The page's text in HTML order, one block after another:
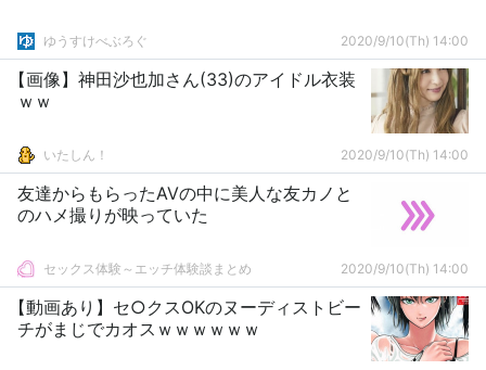
ゆうすけべぶろぐ 2020/9/10(Th) 14:00
【画像】神田沙也加さん(33)のアイドル衣装
ｗｗ
いたしん！ 2020/9/10(Th) 14:00
友達からもらったAVの中に美人な友カノと
のハメ撮りが映っていた
セックス体験～エッチ体験談まとめ 2020/9/10(Th) 14:00
【動画あり】セ○クスOKのヌーディストビー
チがまじでカオスｗｗｗｗｗｗ